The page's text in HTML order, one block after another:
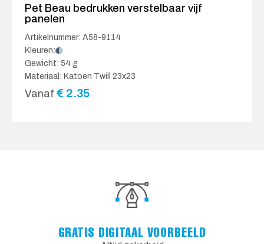
Pet Beau bedrukken verstelbaar vijf
panelen
Artikelnummer: A58-9114
Kleuren:
Gewicht: 54 g
Materiaal: Katoen Twill 23x23
Vanaf € 2.35
GRATIS DIGITAAL VOORBEELD